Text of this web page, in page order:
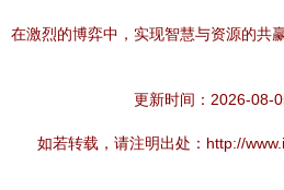
在激烈的博弈中，实现智慧与资源的共
更新时间：2026-08-
如若转载，请注明出处：http://